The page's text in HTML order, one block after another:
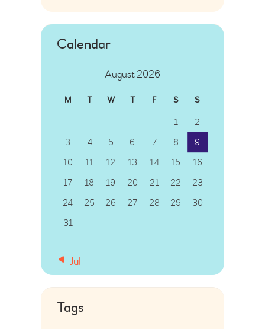
Calendar
August 2026
M T W T F S S
1
2
3
4 5 6 7 8
9
10
11 12 13 14 15
16
17
18 19 20 21 22
23
24
25 26 27 28 29
30
31
« Jul
Tags